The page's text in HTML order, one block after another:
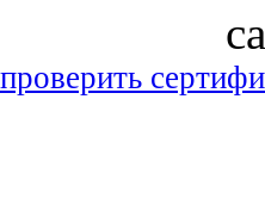
проверить